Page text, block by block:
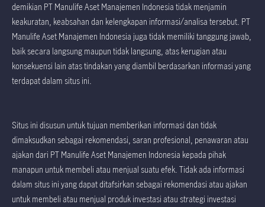
demikian PT Manulife Aset Manajemen Indonesia tidak menjamin
keakuratan, keabsahan dan kelengkapan informasi/analisa tersebut. PT
Manulife Aset Manajemen Indonesia juga tidak memiliki tanggung jawab,
baik secara langsung maupun tidak langsung, atas kerugian atau
konsekuensi lain atas tindakan yang diambil berdasarkan informasi yang
terdapat dalam situs ini.
Situs ini disusun untuk tujuan memberikan informasi dan tidak
dimaksudkan sebagai rekomendasi, saran profesional, penawaran atau
ajakan dari PT Manulife Aset Manajemen Indonesia kepada pihak
manapun untuk membeli atau menjual suatu efek. Tidak ada informasi
dalam situs ini yang dapat ditafsirkan sebagai rekomendasi atau ajakan
untuk membeli atau menjual produk investasi atau strategi investasi